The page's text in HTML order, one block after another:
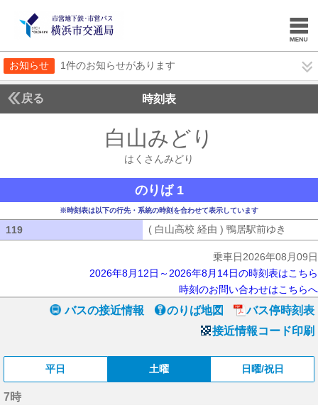
お知らせ 1件のお知らせがあります
戻る 時刻表
白山みどり
はくさんみどり
のりば 1
※時刻表は以下の行先・系統の時刻を合わせて表示しています
119 ( 白山高校 経由 ) 鴨居駅前ゆき
乗車日2026年08月09日
2026年8月12日～2026年8月14日の時刻表はこちら
時刻のお問い合わせはこちらへ
バスの接近情報 のりば地図
バス停時刻表
接近情報コード印刷
平日 土曜 日曜/祝日
7時